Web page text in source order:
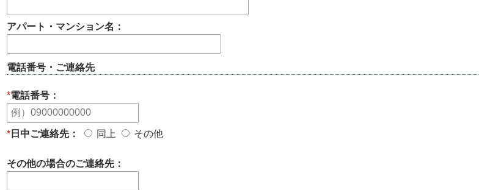
アパート・マンション名：
電話番号・ご連絡先
*電話番号：
* 日中ご連絡先： 同上 その他
その他の場合のご連絡先：